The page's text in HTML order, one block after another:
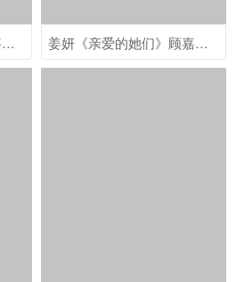
姜妍《亲爱的她们》顾嘉一剧照图片 姜妍《亲爱的她们》顾嘉一最新剧照图片